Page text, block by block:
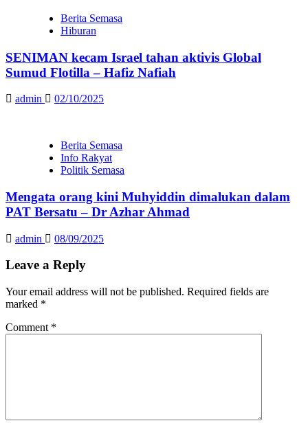
Berita Semasa
Hiburan
SENIMAN kecam Israel tahan aktivis Global
Sumud Flotilla – Hafiz Nafiah
admin 02/10/2025
Berita Semasa
Info Rakyat
Politik Semasa
Mengata orang kini Muhyiddin dimalukan dalam
PAT Bersatu – Dr Azhar Ahmad
admin 08/09/2025
Leave a Reply
Your email address will not be published. Required fields are
marked *
Comment *